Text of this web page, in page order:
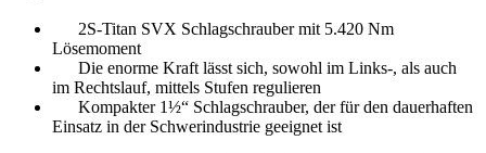
2S-Titan SVX Schlagschrauber mit 5.420 Nm
Lösemoment
Die enorme Kraft lässt sich, sowohl im Links-, als auch
im Rechtslauf, mittels Stufen regulieren
Kompakter 1½“ Schlagschrauber, der für den dauerhaften
Einsatz in der Schwerindustrie geeignet ist